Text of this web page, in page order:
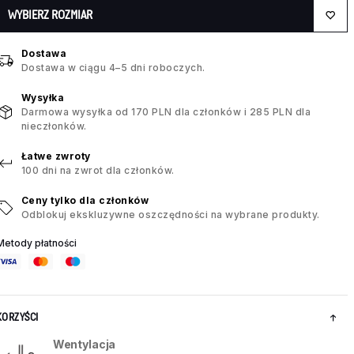
WYBIERZ ROZMIAR
Dostawa
Dostawa w ciągu 4–5 dni roboczych.
Wysyłka
Darmowa wysyłka od 170 PLN dla członków i 285 PLN dla
nieczłonków.
Łatwe zwroty
100 dni na zwrot dla członków.
Ceny tylko dla członków
Odblokuj ekskluzywne oszczędności na wybrane produkty.
płatności
Wentylacja